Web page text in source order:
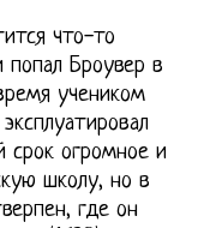
что-то
попал Броувер в
учеником
срок огромное и
школу, но в
где он